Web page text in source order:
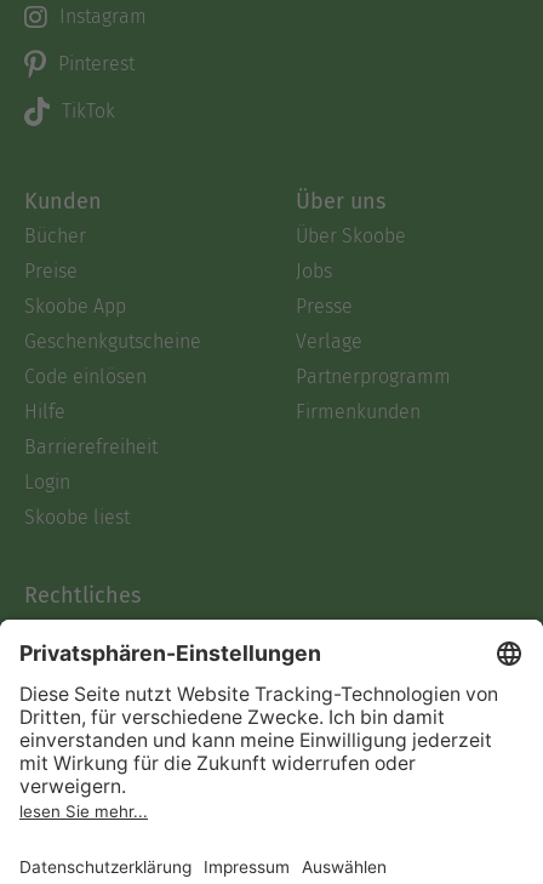
Instagram
Pinterest
TikTok
Kunden
Bücher
Preise
Skoobe App
Geschenkgutscheine
Code einlösen
Hilfe
Barrierefreiheit
Login
Skoobe liest
Über uns
Über Skoobe
Jobs
Presse
Verlage
Partnerprogramm
Firmenkunden
Rechtliches
AGB
Informationen nach Data
Act
Verträge hier kündigen
Impressum